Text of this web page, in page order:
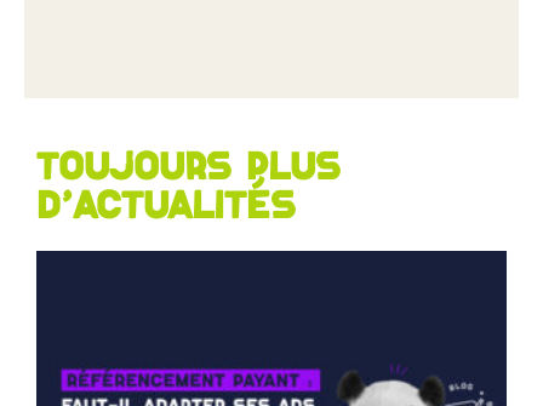
Toujours plus
d'actualités